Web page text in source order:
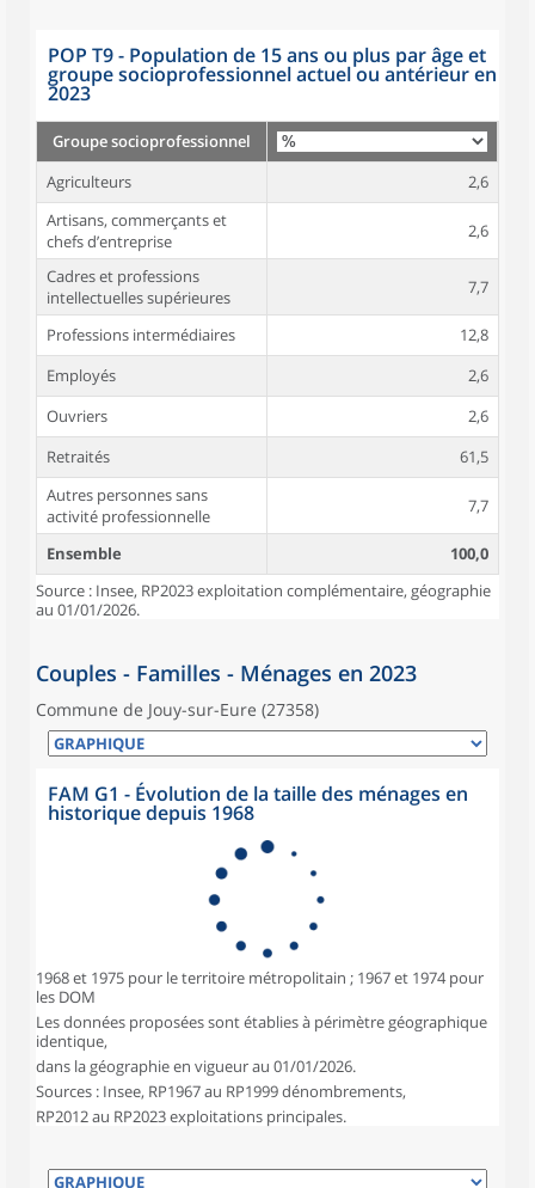
POP T9 - Population de 15 ans ou plus par âge et
groupe socioprofessionnel actuel ou antérieur en
2023
Groupe socioprofessionnel
Agriculteurs
2,6
Artisans, commerçants et
chefs d’entreprise
2,6
Cadres et professions
intellectuelles supérieures
7,7
Professions intermédiaires
12,8
Employés
2,6
Ouvriers
2,6
Retraités
61,5
Autres personnes sans
activité professionnelle
7,7
Ensemble
100,0
Source : Insee, RP2023 exploitation complémentaire, géographie
au 01/01/2026.
Couples - Familles - Ménages en 2023
Commune de Jouy-sur-Eure (27358)
FAM G1 - Évolution de la taille des ménages en
historique depuis 1968
1968 et 1975 pour le territoire métropolitain ; 1967 et 1974 pour
les DOM
Les données proposées sont établies à périmètre géographique
identique,
dans la géographie en vigueur au 01/01/2026.
Sources : Insee, RP1967 au RP1999 dénombrements,
RP2012 au RP2023 exploitations principales.